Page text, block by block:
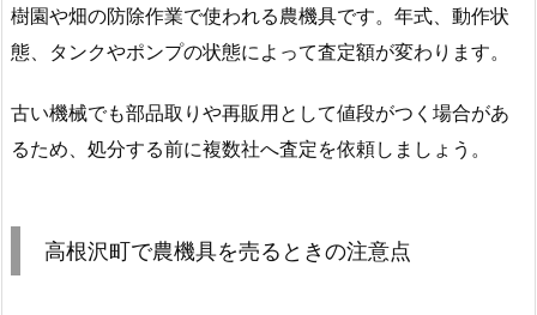
樹園や畑の防除作業で使われる農機具です。年式、動作状
態、タンクやポンプの状態によって査定額が変わります。
古い機械でも部品取りや再販用として値段がつく場合があ
るため、処分する前に複数社へ査定を依頼しましょう。
高根沢町で農機具を売るときの注意点